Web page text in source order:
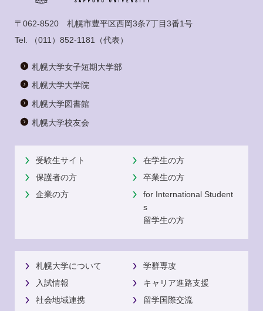
〒062-8520 札幌市豊平区西岡3条7丁目3番1号
Tel.
（011）852-1181 （代表）
札幌大学女子短期大学部
札幌大学大学院
札幌大学図書館
札幌大学校友会
受験生サイト
在学生の方
保護者の方
卒業生の方
企業の方
for International Student
s
留学生の方
札幌大学について
学群専攻
入試情報
キャリア進路支援
社会地域連携
留学国際交流